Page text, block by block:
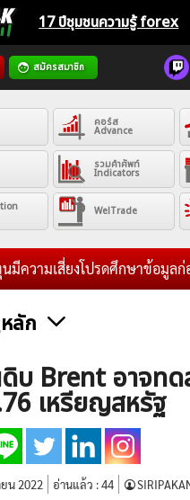
17 ปีชุมชนความรู้ forex
สมัครสมาชิก
คอร์ส
Advance
รวมคำศัพท์
Indicators
WelTrade
ความเสี่ยงโปรดศึกษาข้อมูลก่
ลัก
ละสกุลเงิน คริปโตเคอร์เรนซี
เศรษฐกิจทั่วไป ดัชนี-หุ้น
ฑ์
โบรกเกอร์ FX
โปรโมชั่น
ฟรี EA
บ Brent อาจท
เหรียญสหรัฐ
น 2022 อ่านแล้ว :44